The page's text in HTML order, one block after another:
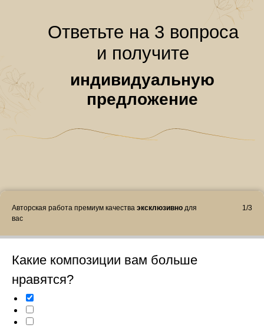
Авторская работа премиум качества эксклюзивно для
вас
1/3
Какие композиции вам больше
нравятся?
эмоций
Отзывы